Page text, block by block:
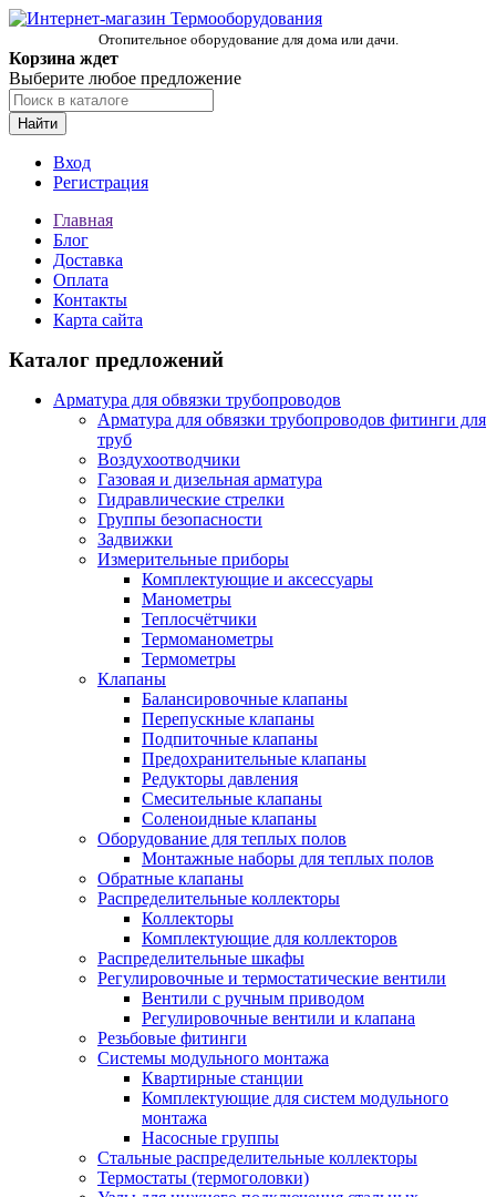
Отопительное оборудование для дома или дачи.
Корзина ждет
Выберите любое предложение
Найти
Вход
Регистрация
Главная
Блог
Доставка
Оплата
Контакты
Карта сайта
Каталог предложений
Арматура для обвязки трубопроводов
Арматура для обвязки трубопроводов фитинги для
труб
Воздухоотводчики
Газовая и дизельная арматура
Гидравлические стрелки
Группы безопасности
Задвижки
Измерительные приборы
Комплектующие и аксессуары
Манометры
Теплосчётчики
Термоманометры
Термометры
Клапаны
Балансировочные клапаны
Перепускные клапаны
Подпиточные клапаны
Предохранительные клапаны
Редукторы давления
Смесительные клапаны
Соленоидные клапаны
Оборудование для теплых полов
Монтажные наборы для теплых полов
Обратные клапаны
Распределительные коллекторы
Коллекторы
Комплектующие для коллекторов
Распределительные шкафы
Регулировочные и термостатические вентили
Вентили с ручным приводом
Регулировочные вентили и клапана
Резьбовые фитинги
Системы модульного монтажа
Квартирные станции
Комплектующие для систем модульного
монтажа
Насосные группы
Стальные распределительные коллекторы
Термостаты (термоголовки)